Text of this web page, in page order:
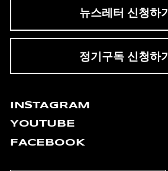
뉴스레터 신청하기
정기구독 신청하기
INSTAGRAM
YOUTUBE
FACEBOOK